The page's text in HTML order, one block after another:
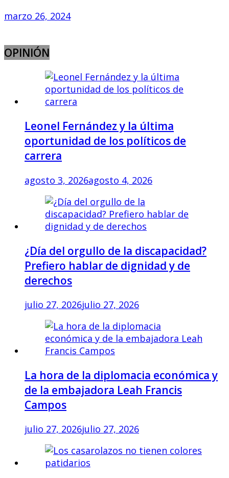
marzo 26, 2024
OPINIÓN
Leonel Fernández y la última
oportunidad de los políticos de
carrera
agosto 3, 2026agosto 4, 2026
¿Día del orgullo de la discapacidad?
Prefiero hablar de dignidad y de
derechos
julio 27, 2026julio 27, 2026
La hora de la diplomacia económica y
de la embajadora Leah Francis
Campos
julio 27, 2026julio 27, 2026